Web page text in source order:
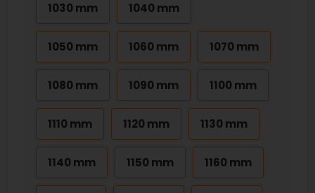
1030 mm 1040 mm
1050 mm 1060 mm 1070 mm
1080 mm 1090 mm 1100 mm
1110 mm 1120 mm 1130 mm
1140 mm 1150 mm 1160 mm